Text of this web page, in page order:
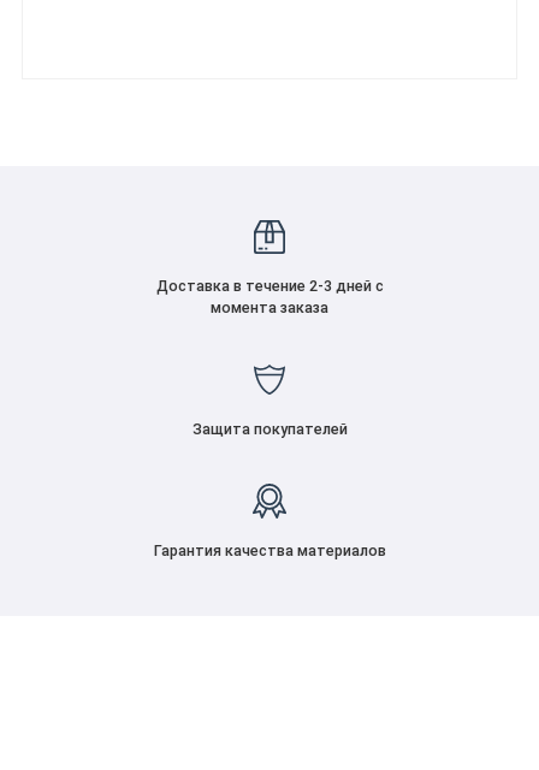
Доставка в течение 2-3 дней с
момента заказа
Защита покупателей
Гарантия качества материалов